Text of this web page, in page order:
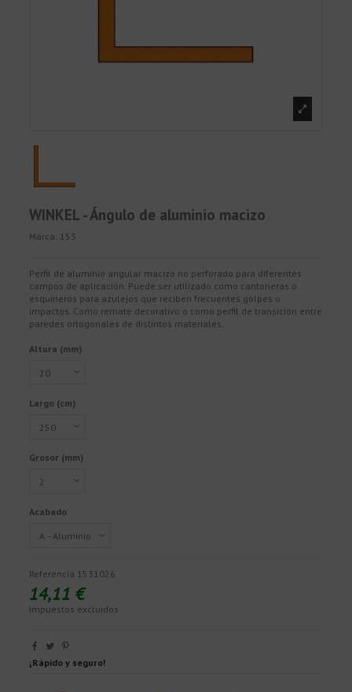
WINKEL - Ángulo de aluminio macizo
Marca: 153
Perfil de aluminio angular macizo no perforado para diferentes
campos de aplicación. Puede ser utilizado como cantoneras o
esquineros para azulejos que reciben frecuentes golpes o
impactos. Como remate decorativo o como perfil de transición entre
paredes ortogonales de distintos materiales.
Altura (mm)
Largo (cm)
Grosor (mm)
Acabado
Referencia 1531026
14,11 €
Impuestos excluidos
¡Rápido y seguro!